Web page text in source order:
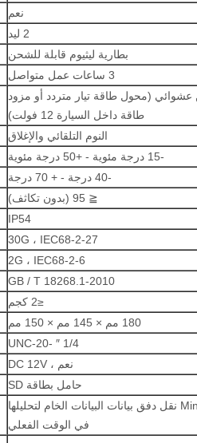
نعم
2 ليد
بطارية ليثيوم قابلة للشحن
3 ساعات عمل متواصل
(محول طاقة تيار متردد أو مزود
طاقة داخل السيارة 12 فولت)
النوم التلقائي والإغلاق
-15 درجة مئوية - +50 درجة مئوية
-40 درجة - + 70 درجة
≦ 95 (بدون تكاثف)
IP54
30G ، IEC68-2-27
2G ، IEC68-2-6
GB / T 18268.1-2010
≤2 كجم
180 مم × 145 مم × 150 مم
1/4 ″ -20-UNC
نعم ، DC 12V
حامل بطاقة SD
نعم ، يمكن لـ Mini-USB Type C نقل دفق بيانات البيانات الخام لتحليلها
في الوقت الفعلي